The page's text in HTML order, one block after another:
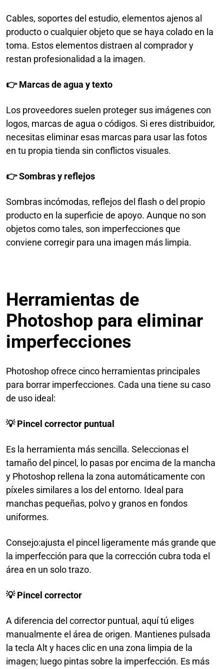
Cables, soportes del estudio, elementos ajenos al
producto o cualquier objeto que se haya colado en la
toma. Estos elementos distraen al comprador y
restan profesionalidad a la imagen.
👉 Marcas de agua y texto
Los proveedores suelen proteger sus imágenes con
logos, marcas de agua o códigos. Si eres distribuidor,
necesitas eliminar esas marcas para usar las fotos
en tu propia tienda sin conflictos visuales.
👉 Sombras y reflejos
Sombras incómodas, reflejos del flash o del propio
producto en la superficie de apoyo. Aunque no son
objetos como tales, son imperfecciones que
conviene corregir para una imagen más limpia.
Herramientas de
Photoshop para eliminar
imperfecciones
Photoshop ofrece cinco herramientas principales
para borrar imperfecciones. Cada una tiene su caso
de uso ideal:
💡 Pincel corrector puntual
Es la herramienta más sencilla. Seleccionas el
tamaño del pincel, lo pasas por encima de la mancha
y Photoshop rellena la zona automáticamente con
píxeles similares a los del entorno. Ideal para
manchas pequeñas, polvo y granos en fondos
uniformes.
Consejo:ajusta el pincel ligeramente más grande que
la imperfección para que la corrección cubra toda el
área en un solo trazo.
💡 Pincel corrector
A diferencia del corrector puntual, aquí tú eliges
manualmente el área de origen. Mantienes pulsada
la tecla Alt y haces clic en una zona limpia de la
imagen; luego pintas sobre la imperfección. Es más